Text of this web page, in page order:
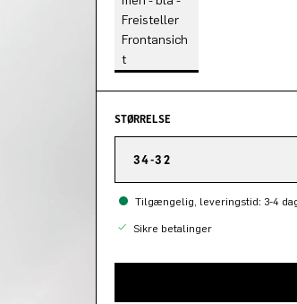
STØRRELSE
34-32
Tilgængelig, leveringstid: 3-4
Sikre betalinger